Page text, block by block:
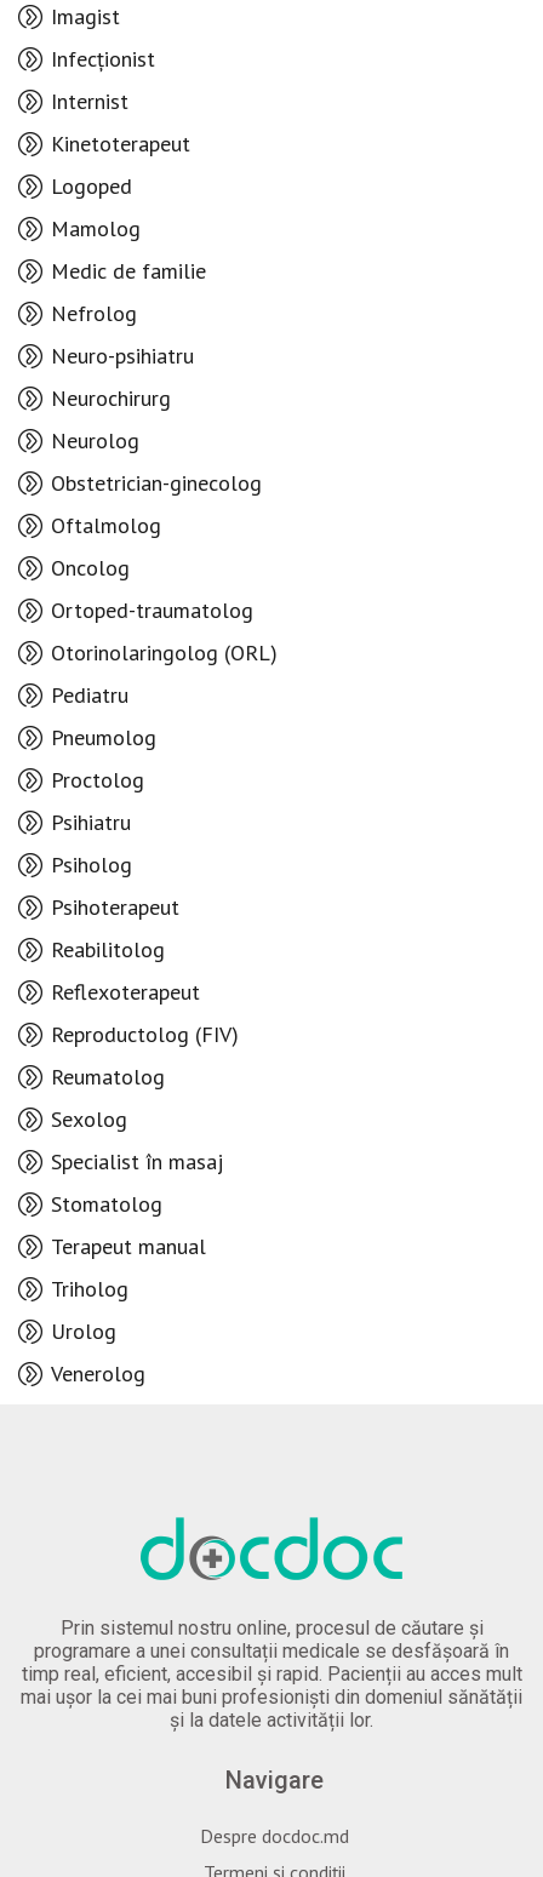
Imagist
Infecționist
Internist
Kinetoterapeut
Logoped
Mamolog
Medic de familie
Nefrolog
Neuro-psihiatru
Neurochirurg
Neurolog
Obstetrician-ginecolog
Oftalmolog
Oncolog
Ortoped-traumatolog
Otorinolaringolog (ORL)
Pediatru
Pneumolog
Proctolog
Psihiatru
Psiholog
Psihoterapeut
Reabilitolog
Reflexoterapeut
Reproductolog (FIV)
Reumatolog
Sexolog
Specialist în masaj
Stomatolog
Terapeut manual
Triholog
Urolog
Venerolog
Prin sistemul nostru online, procesul de căutare și
programare a unei consultații medicale se desfășoară în
timp real, eficient, accesibil și rapid. Pacienții au acces mult
mai ușor la cei mai buni profesioniști din domeniul sănătății
și la datele activității lor.
Navigare
Despre docdoc.md
Termeni și condiții